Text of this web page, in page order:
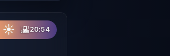
☀ 🌇20:54